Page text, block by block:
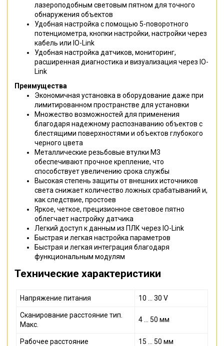
лазероподобным световым пятном для точного
обнаружения объектов
Удобная настройка с помощью 5-поворотного
потенциометра, кнопки настройки, настройки через
кабель или IO-Link
Удобная настройка датчиков, мониторинг,
расширенная диагностика и визуализация через IO-
Link
Преимущества
Экономичная установка в оборудование даже при
лимитированном пространстве для установки
Множество возможностей для применения
благодаря надежному распознаванию объектов с
блестящими поверхностями и объектов глубокого
черного цвета
Металлические резьбовые втулки M3
обеспечивают прочное крепление, что
способствует увеличению срока службы
Высокая степень защиты от внешних источников
света снижает количество ложных срабатываний и,
как следствие, простоев
Яркое, четкое, прецизионное световое пятно
облегчает настройку датчика
Легкий доступ к данным из ПЛК через IO-Link
Быстрая и легкая настройка параметров
Быстрая и легкая интеграция благодаря
функциональным модулям
Технические характеристики
Напряжение питания 10 ... 30 V
Сканирование расстояние тип.
Макс.
4 ... 50 мм
Рабочее расстояние 15 ... 50 мм